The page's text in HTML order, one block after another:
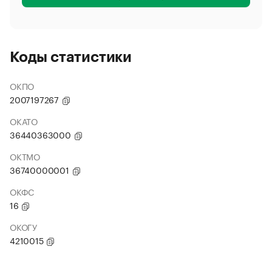
Коды статистики
ОКПО
2007197267
ОКАТО
36440363000
ОКТМО
36740000001
ОКФС
16
ОКОГУ
4210015